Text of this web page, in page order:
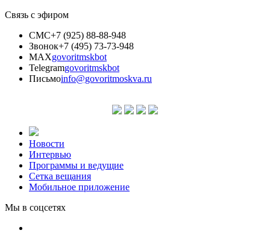
Связь с эфиром
СМС+7 (925) 88-88-948
Звонок+7 (495) 73-73-948
MAXgovoritmskbot
Telegramgovoritmskbot
Письмоinfo@govoritmoskva.ru
Новости
Интервью
Программы и ведущие
Сетка вещания
Мобильное приложение
Мы в соцсетях